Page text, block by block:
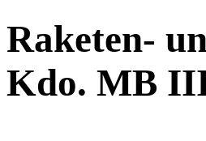
Raketen-
Kdo. MB